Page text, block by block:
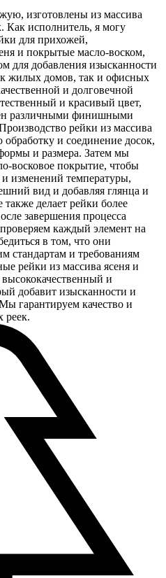
изготовлены из массива
Как исполнитель, я могу
для прихожей,
и покрытые масло-воском,
для добавления изысканности
жилых домов, так и офисных
и долговечной
и красивый цвет,
различными финишными
рейки из массива
и соединение досок,
и размера. Затем мы
восковое покрытие, чтобы
изменений температуры,
вид и добавляя глянца и
делает рейки более
завершения процесса
каждый элемент на
в том, что они
стандартам и требованиям
рейки из массива ясеня и
и
добавит изысканности и
гарантируем качество и
реек.